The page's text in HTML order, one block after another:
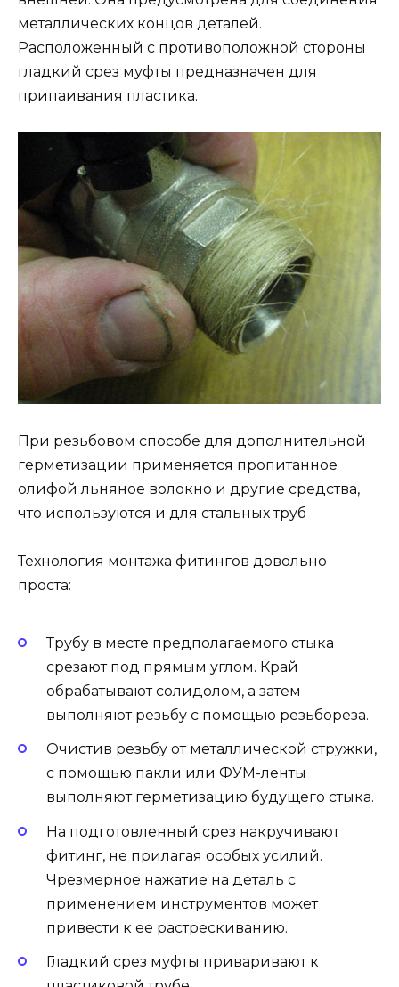
металлических концов деталей.
Расположенный с противоположной стороны
гладкий срез муфты предназначен для
припаивания пластика.
При резьбовом способе для дополнительной
герметизации применяется пропитанное
олифой льняное волокно и другие средства,
что используются и для стальных труб
Технология монтажа фитингов довольно
проста:
Трубу в месте предполагаемого стыка
срезают под прямым углом. Край
обрабатывают солидолом, а затем
выполняют резьбу с помощью резьбореза.
Очистив резьбу от металлической стружки,
с помощью пакли или ФУМ-ленты
выполняют герметизацию будущего стыка.
На подготовленный срез накручивают
фитинг, не прилагая особых усилий.
Чрезмерное нажатие на деталь с
применением инструментов может
привести к ее растрескиванию.
Гладкий срез муфты приваривают к